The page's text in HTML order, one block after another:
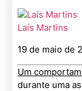
Laís Martins
19 de maio de
Um
durante uma